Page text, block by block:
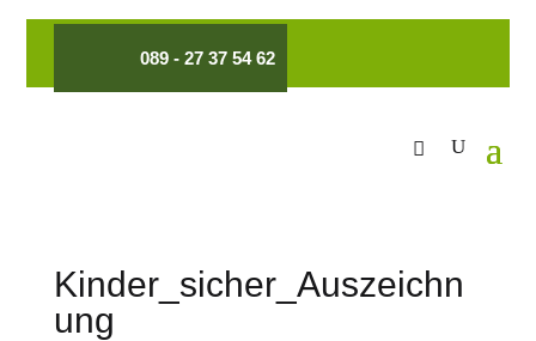
089 - 27 37 54 62
Kinder_sicher_Auszeichn
ung